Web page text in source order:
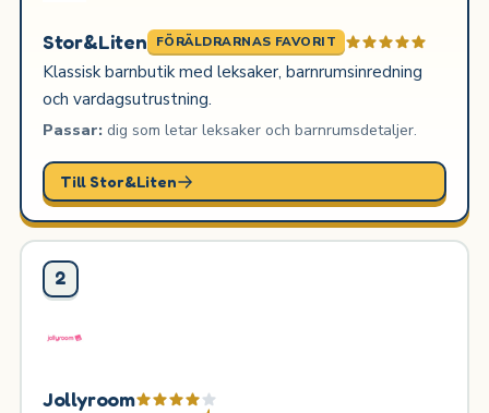
Stor&Liten FÖRÄLDRARNAS FAVORIT
Klassisk barnbutik med leksaker, barnrumsinredning
och vardagsutrustning.
Passar:dig som letar leksaker och barnrumsdetaljer.
Till Stor&Liten
2
Jollyroom